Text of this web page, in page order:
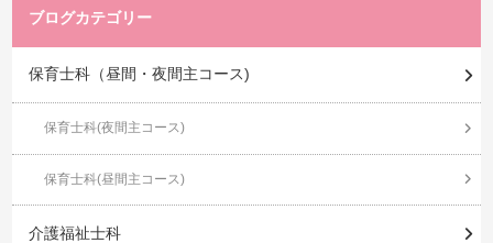
ブログカテゴリー
保育士科（昼間・夜間主コース)
保育士科(夜間主コース)
保育士科(昼間主コース)
介護福祉士科